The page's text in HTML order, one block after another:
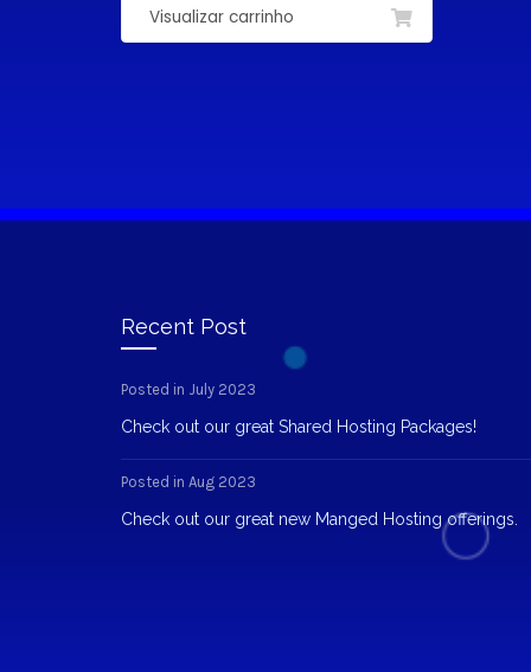
Visualizar carrinho
Recent Post
Posted in July 2023
Check out our great Shared Hosting Packages!
Posted in Aug 2023
Check out our great new Manged Hosting offerings.